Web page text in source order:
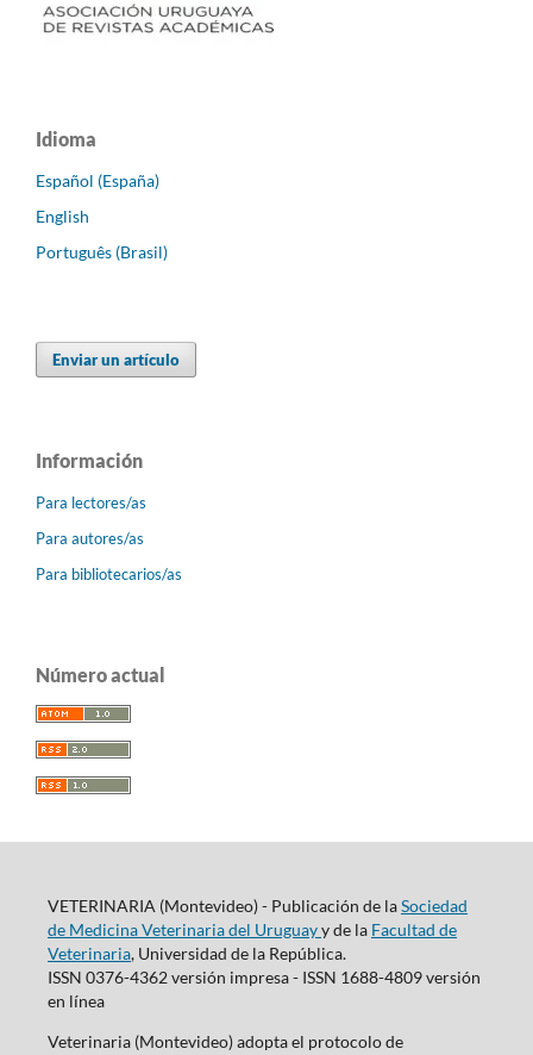
Idioma
Español (España)
English
Português (Brasil)
Enviar un artículo
Información
Para lectores/as
Para autores/as
Para bibliotecarios/as
Número actual
VETERINARIA (Montevideo) - Publicación de laSociedad
de Medicina Veterinaria del Uruguayy de la Facultad de
Veterinaria, Universidad de la República.
ISSN 0376-4362 versión impresa - ISSN 1688-4809 versión
en línea
Veterinaria (Montevideo) adopta el protocolo de